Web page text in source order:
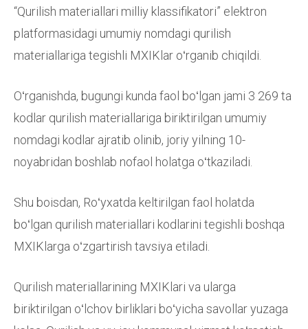
“Qurilish materiallari milliy klassifikatori” elektron
platformasidagi umumiy nomdagi qurilish
materiallariga tegishli MXIKlar oʻrganib chiqildi.
Oʻrganishda, bugungi kunda faol boʻlgan jami 3 269 ta
kodlar qurilish materiallariga biriktirilgan umumiy
nomdagi kodlar ajratib olinib, joriy yilning 10-
noyabridan boshlab nofaol holatga oʻtkaziladi.
Shu boisdan, Roʻyxatda keltirilgan faol holatda
boʻlgan qurilish materiallari kodlarini tegishli boshqa
MXIKlarga oʻzgartirish tavsiya etiladi.
Qurilish materiallarining MXIKlari va ularga
biriktirilgan oʻlchov birliklari boʻyicha savollar yuzaga